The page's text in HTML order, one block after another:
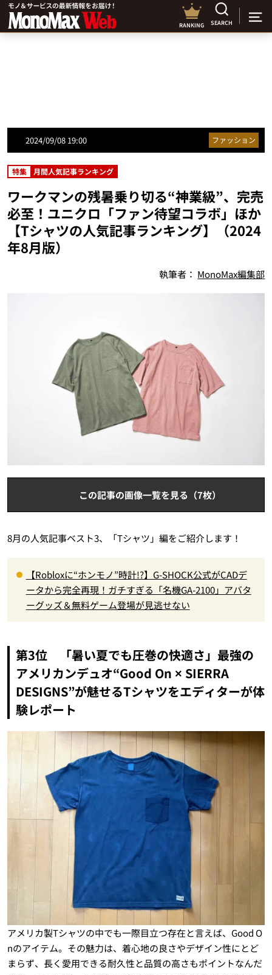
RANKING SEARCH
2024/09/08 19:00 ファッション
特集 月間人気記事ランキング
ワークマンの残暑乗り切る“神業級”、完売
必至！ユニクロ「ファン待望コラボ」ほか
【Tシャツの人気記事ランキング】（2024
年8月版）
執筆者： MonoMax編集部
この記事の画像一覧を見る（7枚）
8月の人気記事ベスト3、「Tシャツ」編をご紹介します！
【Robloxに“ホンモノ”時計!?】G-SHOCK公式がCADデ
ータから完全再現！ガチすぎる「名機GA-2100」アバタ
ーグッズ＆無料ゲーム登場が見逃せない
第3位 「暑い夏でも圧巻の快適さ」最強の
アメリカンデュオ“Good On × SIERRA
DESIGNS”が魅せるTシャツをエディターが体
験レポート
アメリカ製Tシャツの中でも一際目立つ存在と言えば、Good O
nのアイテム。その魅力は、着心地の良さやデザイン性にとど
まらず、長く愛用できる耐久性と品質の高さもポイントなんだ